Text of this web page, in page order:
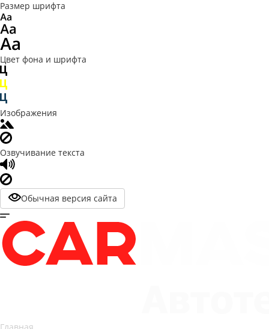
Размер шрифта
Цвет фона и шрифта
Изображения
Озвучивание текста
Обычная версия сайта